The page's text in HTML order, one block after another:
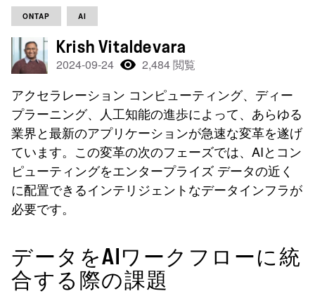
ONTAP AI
Krish Vitaldevara
2024-09-24 2,484 閲覧
アクセラレーション コンピューティング、ディー
プラーニング、人工知能の進歩によって、あらゆる
業界と最新のアプリケーションが急速な変革を遂げ
ています。この変革の次のフェーズでは、AIとコン
ピューティングをエンタープライズ データの近く
に配置できるインテリジェントなデータインフラが
必要です。
データをAIワークフローに統
合する際の課題